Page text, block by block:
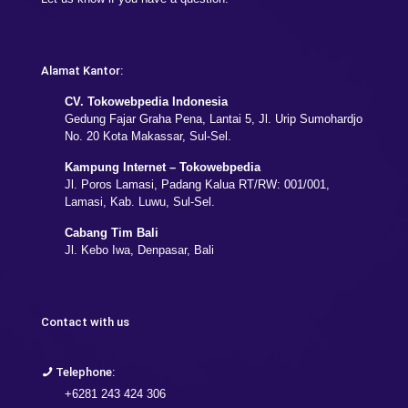
Alamat Kantor:
CV. Tokowebpedia Indonesia
Gedung Fajar Graha Pena, Lantai 5, Jl. Urip Sumohardjo
No. 20 Kota Makassar, Sul-Sel.
Kampung Internet – Tokowebpedia
Jl. Poros Lamasi, Padang Kalua RT/RW: 001/001,
Lamasi, Kab. Luwu, Sul-Sel.
Cabang Tim Bali
Jl. Kebo Iwa, Denpasar, Bali
Contact with us
Telephone:
+6281 243 424 306